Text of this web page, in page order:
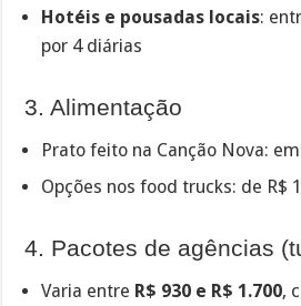
Hotéis e pousadas locais:
por 4 diárias
3. Alimentação
Prato feito na Canção Nova:
Opções nos food trucks: de R$
4. Pacotes de agências
Varia entre R$ 930 e R$ 1.700,